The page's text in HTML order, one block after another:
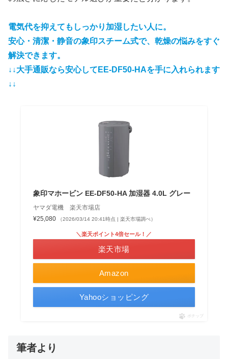
電気代を抑えてもしっかり加湿したい人に。
安心・清潔・静音の象印スチーム式で、乾燥の悩みをすぐ
解決できます。
↓↓大手通販なら安心してEE-DF50-HAを手に入れられます
↓↓
象印マホービン EE-DF50-HA 加湿器 4.0L グレー
ヤマダ電機 楽天市場店
¥25,080
（2026/03/14 20:41時点 | 楽天市場調べ）
Amazon
＼楽天ポイント4倍セール！／
楽天市場
Yahooショッピング
ポチップ
筆者より